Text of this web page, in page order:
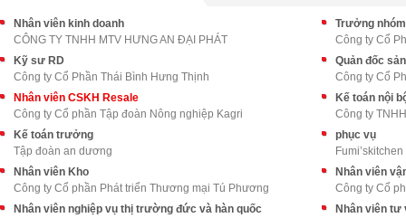
Nhân viên kinh doanh
CÔNG TY TNHH MTV HƯNG AN ĐẠI PHÁT
Trưởng
Công ty Cổ
Kỹ sư RD
Công ty Cổ Phần Thái Bình Hưng Thịnh
Quản đốc
Công ty Cổ
Nhân viên CSKH Resale
Công ty Cổ phần Tập đoàn Nông nghiệp Kagri
Kế toán nội
Công ty
Kế toán trưởng
Tập đoàn an dương
phục vụ
Fumi’skitchen
Nhân viên Kho
Công ty Cổ phần Phát triển Thương mại Tú Phương
Nhân viên
Công ty Cổ
Nhân viên nghiệp vụ thị trường đức và hàn quốc
Nhân viên tư